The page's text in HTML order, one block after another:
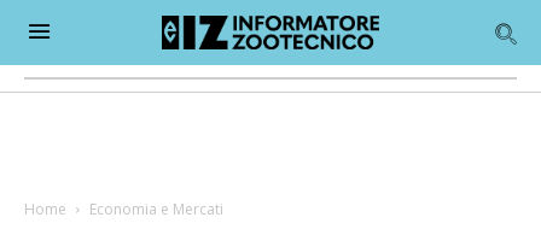
Home Economia e Mercati